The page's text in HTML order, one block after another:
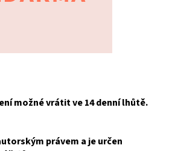
možné vrátit ve 14 denní lhůtě.
právem a je určen